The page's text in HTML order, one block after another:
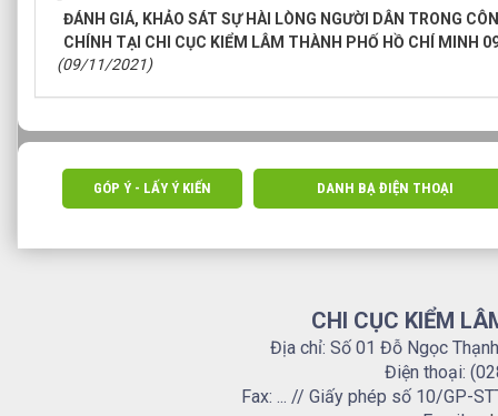
ĐÁNH GIÁ, KHẢO SÁT SỰ HÀI LÒNG NGƯỜI DÂN TRONG
CHÍNH TẠI CHI CỤC KIỂM LÂM THÀNH PHỐ HỒ CHÍ MINH
(09/11/2021)
GÓP Ý - LẤY Ý KIẾN DANH BẠ ĐIỆN THOẠI
CHI CỤC KIỂM
Địa chỉ: Số 01 Đỗ Ngọc
Điện thoại:
Fax: ... // Giấy phép số 10/GP-